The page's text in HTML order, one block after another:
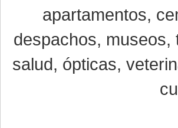
apartamentos,
despachos,
salud, ópticas,